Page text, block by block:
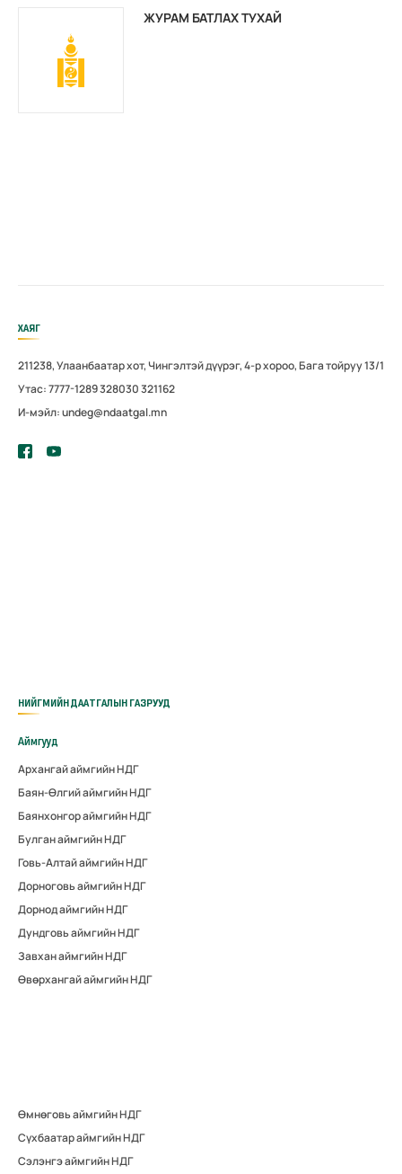
ЖУРАМ БАТЛАХ ТУХАЙ
ХАЯГ
211238, Улаанбаатар хот, Чингэлтэй дүүрэг, 4-р хороо, Бага тойруу 13/1
Утас: 7777-1289 328030 321162
И-мэйл: undeg@ndaatgal.mn
НИЙГМИЙН ДААТГАЛЫН ГАЗРУУД
Аймгууд
Архангай аймгийн НДГ
Баян-Өлгий аймгийн НДГ
Баянхонгор аймгийн НДГ
Булган аймгийн НДГ
Говь-Алтай аймгийн НДГ
Дорноговь аймгийн НДГ
Дорнод аймгийн НДГ
Дундговь аймгийн НДГ
Завхан аймгийн НДГ
Өвөрхангай аймгийн НДГ
Өмнөговь аймгийн НДГ
Сүхбаатар аймгийн НДГ
Сэлэнгэ аймгийн НДГ